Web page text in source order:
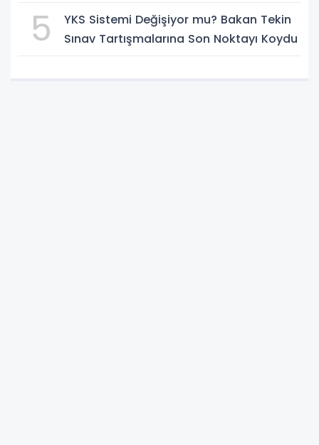
5
YKS Sistemi Değişiyor mu? Bakan Tekin
Sınav Tartışmalarına Son Noktayı Koydu